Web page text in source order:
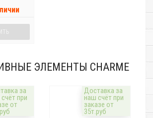
ЭЛЕМЕНТЫ CHARME
за
при
от
Доставка за
наш счёт при
заказе от
35т.руб